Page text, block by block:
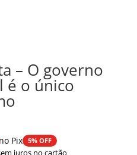
– O governo
é o único
Pix 5% OFF